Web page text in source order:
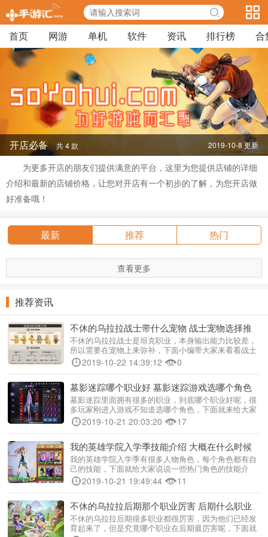
首页 网游 单机 软件 资讯 排行榜 合
开店必备 共 4 款 2019-10-8 更新
为更多开店的朋友们提供满意的平台，这里为您提供店铺的详细
介绍和最新的店铺价格，让您对开店有一个初步的了解，为您开店做
好准备哦！
最新 推荐 热门
查看更多
推荐资讯
不休的乌拉拉战士带什么宠物 战士宠物选择推
荐[多图]
不休的乌拉拉战士是坦克职业，本身输出能力比较差，
所以需要在宠物上来弥补，下面小编带大家来看看战士
宠物选择推荐。 不休的乌拉拉战士宠物选择推荐 战...
2019-10-22 14:39:12 0
墓影迷踪哪个职业好 墓影迷踪游戏选哪个角色
[多图]
墓影迷踪里面拥有很多的职业，到底哪个职业好呢，很
多玩家刚进入游戏不知道选哪个角色，下面就来给大家
说说每个角色的特性，让你选择角色不再犹豫。 首先
这个游戏有三个职业，摸金校尉、卸岭力士...
2019-10-21 20:03:20 17
我的英雄学院入学季技能介绍 大概在什么时候
上线[多图]
我的英雄学院入学季有很多人物角色，每个角色都有自
己的技能，下面就给大家说说一些热门角色的技能介
绍，让大家更进一步的了解这个游戏里面的人物，游戏
目前已经正式上线，大家可以赶紧来体验。 ...
2019-10-21 19:49:44 11
不休的乌拉拉后期那个职业厉害 后期什么职业
受欢迎[多图]
不休的乌拉拉后期很多职业都很厉害，因为他们已经发
育起来了，但是究竟哪个职业在后期最厉害呢，下面就